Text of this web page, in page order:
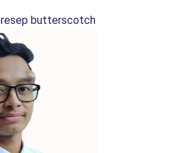
resep butterscotch